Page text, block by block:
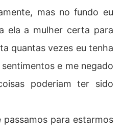
mas no fundo eu
ela a mulher certa para
quantas vezes eu tenha
e me negado
poderiam ter sido
para estarmos